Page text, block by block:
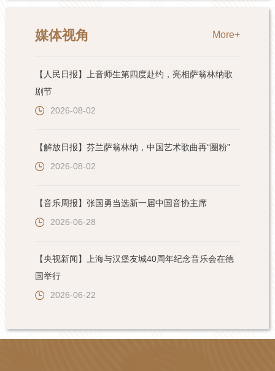
媒体视角 More+
【人民日报】上音师生第四度赴约，亮相萨翁林纳歌
剧节
2026-08-02
【解放日报】芬兰萨翁林纳，中国艺术歌曲再“圈粉”
2026-08-02
【音乐周报】张国勇当选新一届中国音协主席
2026-06-28
【央视新闻】上海与汉堡友城40周年纪念音乐会在德
国举行
2026-06-22